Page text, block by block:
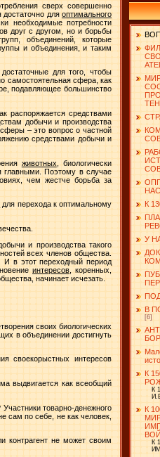
сверх совершенно
достаточно для оптимального
необходимые потребности
друг с другом, но и борьбы
объединений, которые
и объединения, и таким
для того, чтобы
самостоятельная сфера, как
подавляющее большинство
распоряжается средствами
добычи и производства
– это вопрос о частной
средствами добычи и
животных , биологически
главными. Поэтому в случае
чем жестче борьба за
для перехода к оптимальному
и производства такого
всех членов общества.
И в этот переходный период
интересов , коренных,
начинает исчезать.
своих биологических
в объединении достигнуть
своекорыстных интересов
выдвигается как всеобщий
товарно-денежного
сам по себе, не как человек,
контрагент не может своим
К
У
В
[6]
К
К
К
К